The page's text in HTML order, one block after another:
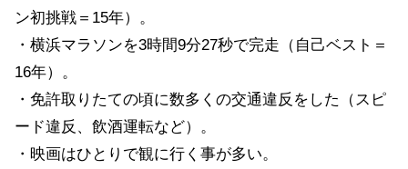
ン初挑戦＝15年）。
・横浜マラソンを3時間9分27秒で完走（自己ベスト＝
16年）。
・免許取りたての頃に数多くの交通違反をした（スピ
ード違反、飲酒運転など）。
・映画はひとりで観に行く事が多い。